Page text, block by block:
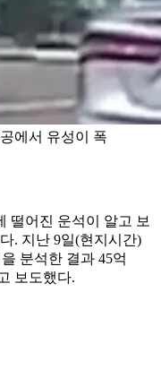
에서 유성이 폭
떨어진 운석이 알고 보
. 지난 9일(현지시간)
분석한 결과 45억
보도했다.